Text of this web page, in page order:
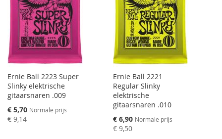
Ernie Ball 2223 Super
Slinky elektrische
gitaarsnaren .009
Speciale
prijs
€ 5,70 Normale prijs
€ 9,14
Ernie Ball 2221
Regular Slinky
elektrische
gitaarsnaren .010
Speciale
prijs
€ 6,90 Normale prijs
€ 9,50